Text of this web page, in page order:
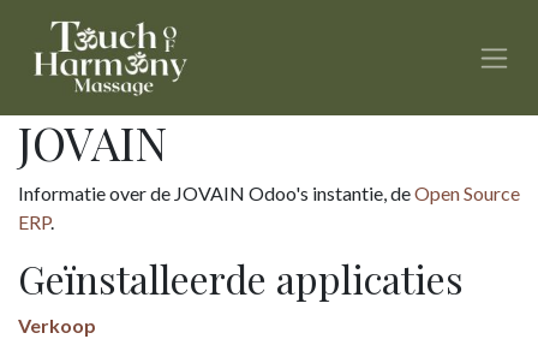
JOVAIN
Informatie over de JOVAIN Odoo's instantie, deOpen Source
ERP.
Geïnstalleerde applicaties
Verkoop